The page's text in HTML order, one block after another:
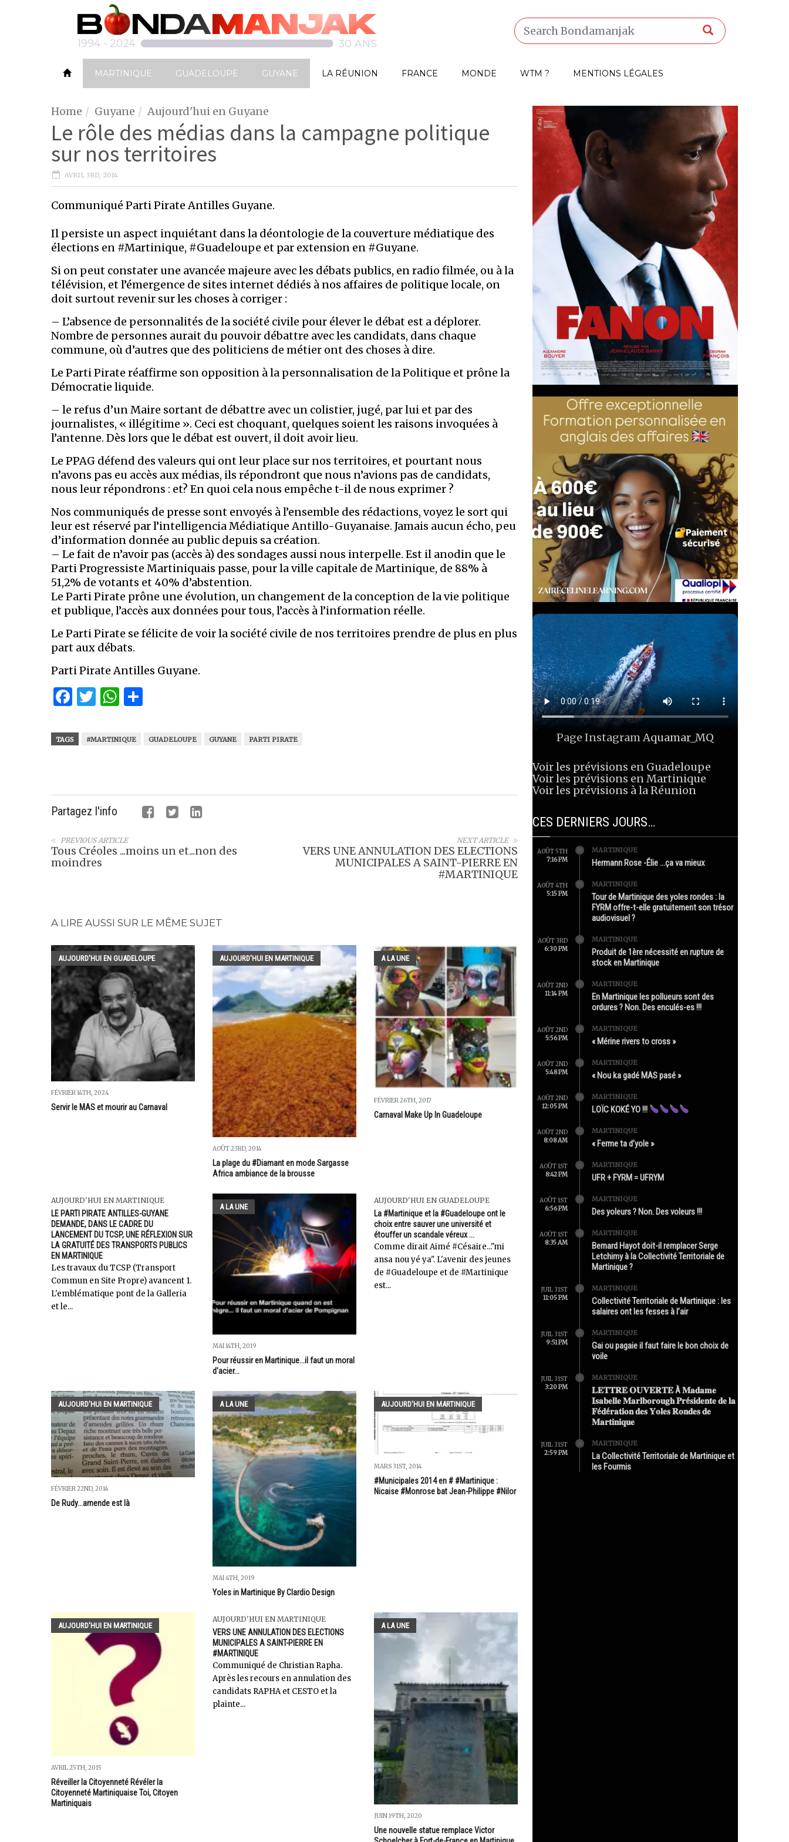
MARTINIQUE GUADELOUPE GUYANE LA RÉUNION FRANCE MONDE WTM ? MENTIONS LÉGALES
Home Guyane Aujourd'hui en Guyane
Le rôle des médias dans la campagne politique
sur nos territoires
AVRIL 3RD, 2014
Communiqué Parti Pirate Antilles Guyane.
Il persiste un aspect inquiétant dans la déontologie de la couverture médiatique des
élections en #Martinique, #Guadeloupe et par extension en #Guyane.
Si on peut constater une avancée majeure avec les débats publics, en radio filmée, ou à la
télévision, et l’émergence de sites internet dédiés à nos affaires de politique locale, on
doit surtout revenir sur les choses à corriger :
– L’absence de personnalités de la société civile pour élever le débat est a déplorer.
Nombre de personnes aurait du pouvoir débattre avec les candidats, dans chaque
commune, où d’autres que des politiciens de métier ont des choses à dire.
Le Parti Pirate réaffirme son opposition à la personnalisation de la Politique et prône la
Démocratie liquide.
– le refus d’un Maire sortant de débattre avec un colistier, jugé, par lui et par des
journalistes, « illégitime ». Ceci est choquant, quelques soient les raisons invoquées à
l’antenne. Dès lors que le débat est ouvert, il doit avoir lieu.
Le PPAG défend des valeurs qui ont leur place sur nos territoires, et pourtant nous
n’avons pas eu accès aux médias, ils répondront que nous n’avions pas de candidats,
nous leur répondrons : et? En quoi cela nous empêche t-il de nous exprimer ?
Nos communiqués de presse sont envoyés à l’ensemble des rédactions, voyez le sort qui
leur est réservé par l’intelligencia Médiatique Antillo-Guyanaise. Jamais aucun écho, peu
d’information donnée au public depuis sa création.
– Le fait de n’avoir pas (accès à) des sondages aussi nous interpelle. Est il anodin que le
Parti Progressiste Martiniquais passe, pour la ville capitale de Martinique, de 88% à
51,2% de votants et 40% d’abstention.
Le Parti Pirate prône une évolution, un changement de la conception de la vie politique
et publique, l’accès aux données pour tous, l’accès à l’information réelle.
Le Parti Pirate se félicite de voir la société civile de nos territoires prendre de plus en plus
part aux débats.
Parti Pirate Antilles Guyane.
Facebook
Twitter
WhatsApp
TAGS #MARTINIQUE GUADELOUPE GUYANE PARTI PIRATE
Partagez l'info
NEXT ARTICLE
VERS UNE ANNULATION DES ELECTIONS
MUNICIPALES A SAINT-PIERRE EN
#MARTINIQUE
PREVIOUS ARTICLE
Tous Créoles ...moins un et...non des
moindres
A LIRE AUSSI SUR LE MÊME SUJET
AUJOURD'HUI EN GUADELOUPE
FÉVRIER 14TH, 2024
Servir le MAS et mourir au Carnaval
AUJOURD'HUI EN MARTINIQUE
AOÛT 23RD, 2014
La plage du #Diamant en mode Sargasse
Africa ambiance de la brousse
A LA UNE
FÉVRIER 26TH, 2017
Carnaval Make Up In Guadeloupe
AUJOURD'HUI EN MARTINIQUE
LE PARTI PIRATE ANTILLES-GUYANE
DEMANDE, DANS LE CADRE DU
LANCEMENT DU TCSP, UNE RÉFLEXION SUR
LA GRATUITÉ DES TRANSPORTS PUBLICS
EN MARTINIQUE
Les travaux du TCSP (Transport
Commun en Site Propre) avancent 1.
L'emblématique pont de la Galleria
et le...
A LA UNE
MAI 14TH, 2019
Pour réussir en Martinique...il faut un moral
d'acier...
AUJOURD'HUI EN GUADELOUPE
La #Martinique et la #Guadeloupe ont le
choix entre sauver une université et
étouffer un scandale véreux ...
Comme dirait Aimé #Césaire..."mi
ansa nou yé ya". L'avenir des jeunes
de #Guadeloupe et de #Martinique
est...
AUJOURD'HUI EN MARTINIQUE
FÉVRIER 22ND, 2014
De Rudy...amende est là
A LA UNE
MAI 4TH, 2019
Yoles in Martinique By Clardio Design
AUJOURD'HUI EN MARTINIQUE
MARS 31ST, 2014
#Municipales 2014 en # #Martinique :
Nicaise #Monrose bat Jean-Philippe #Nilor
AUJOURD'HUI EN MARTINIQUE
AVRIL 25TH, 2015
Réveiller la Citoyenneté Révéler la
Citoyenneté Martiniquaise Toi, Citoyen
Martiniquais
AUJOURD'HUI EN MARTINIQUE
VERS UNE ANNULATION DES ELECTIONS
MUNICIPALES A SAINT-PIERRE EN
#MARTINIQUE
Communiqué de Christian Rapha.
Après les recours en annulation des
candidats RAPHA et CESTO et la
plainte...
A LA UNE
JUIN 19TH, 2020
Une nouvelle statue remplace Victor
Page InstagramAquamar_MQ
Voir les prévisions en Guadeloupe
Voir les prévisions en Martinique
Voir les prévisions à la Réunion
CES DERNIERS JOURS…
AOÛT 5TH
7:16 PM
MARTINIQUE
Hermann Rose -Élie …ça va mieux
AOÛT 4TH
5:15 PM
MARTINIQUE
Tour de Martinique des yoles rondes : la
FYRM offre-t-elle gratuitement son trésor
audiovisuel ?
AOÛT 3RD
6:30 PM
MARTINIQUE
Produit de 1ère nécessité en rupture de
stock en Martinique
AOÛT 2ND
11:14 PM
MARTINIQUE
En Martinique les pollueurs sont des
ordures ? Non. Des enculés-es !!!
AOÛT 2ND
5:56 PM
MARTINIQUE
« Mérine rivers to cross »
AOÛT 2ND
5:48 PM
MARTINIQUE
« Nou ka gadé MAS pasé »
AOÛT 2ND
12:05 PM
MARTINIQUE
LOÏC KOKÉ YO !!!
AOÛT 2ND
8:08 AM
MARTINIQUE
« Ferme ta d’yole »
AOÛT 1ST
8:42 PM
MARTINIQUE
UFR + FYRM = UFRYM
AOÛT 1ST
6:56 PM
MARTINIQUE
Des yoleurs ? Non. Des voleurs !!!
AOÛT 1ST
8:35 AM
MARTINIQUE
Bernard Hayot doit-il remplacer Serge
Letchimy à la Collectivité Territoriale de
Martinique ?
JUIL 31ST
11:05 PM
MARTINIQUE
Collectivité Territoriale de Martinique : les
salaires ont les fesses à l’air
JUIL 31ST
9:51 PM
MARTINIQUE
Gai ou pagaie il faut faire le bon choix de
voile
JUIL 31ST
3:20 PM
MARTINIQUE
𝐋𝐄𝐓𝐓𝐑𝐄 𝐎𝐔𝐕𝐄𝐑𝐓𝐄 À 𝐌𝐚𝐝𝐚𝐦𝐞
𝐈𝐬𝐚𝐛𝐞𝐥𝐥𝐞 𝐌𝐚𝐫𝐥𝐛𝐨𝐫𝐨𝐮𝐠𝐡 𝐏𝐫é𝐬𝐢𝐝𝐞𝐧𝐭𝐞 𝐝𝐞 𝐥𝐚
𝐅é𝐝é𝐫𝐚𝐭𝐢𝐨𝐧 𝐝𝐞𝐬 𝐘𝐨𝐥𝐞𝐬 𝐑𝐨𝐧𝐝𝐞𝐬 𝐝𝐞
𝐌𝐚𝐫𝐭𝐢𝐧𝐢𝐪𝐮𝐞
JUIL 31ST
2:59 PM
MARTINIQUE
La Collectivité Territoriale de Martinique et
les Fourmis